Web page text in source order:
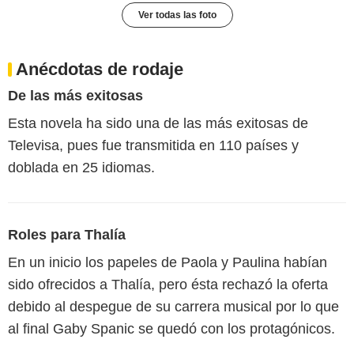
Ver todas las foto
Anécdotas de rodaje
De las más exitosas
Esta novela ha sido una de las más exitosas de
Televisa, pues fue transmitida en 110 países y
doblada en 25 idiomas.
Roles para Thalía
En un inicio los papeles de Paola y Paulina habían
sido ofrecidos a Thalía, pero ésta rechazó la oferta
debido al despegue de su carrera musical por lo que
al final Gaby Spanic se quedó con los protagónicos.